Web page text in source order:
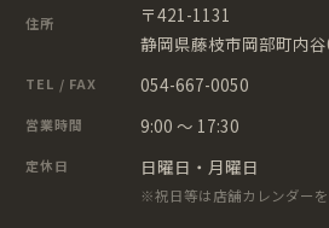
住所
〒421-1131
静岡県藤枝市岡部町内
TEL / FAX 054-667-0050
営業時間 9:00 ～ 17:30
定休日 日曜日・月曜日
※祝日等は店舗カレンダー